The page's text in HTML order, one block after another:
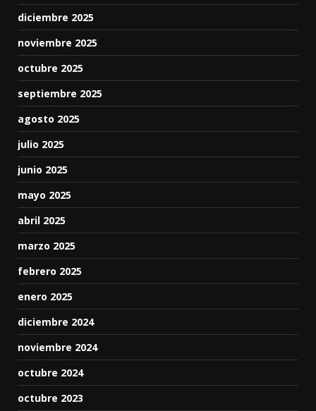
diciembre 2025
noviembre 2025
octubre 2025
septiembre 2025
agosto 2025
julio 2025
junio 2025
mayo 2025
abril 2025
marzo 2025
febrero 2025
enero 2025
diciembre 2024
noviembre 2024
octubre 2024
octubre 2023